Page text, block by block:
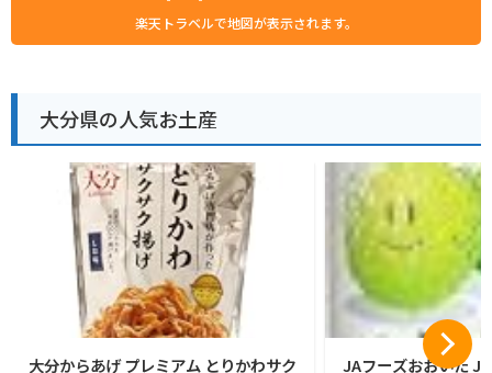
楽天トラベルで地図が表示されます。
大分県の人気お土産
大分からあげ プレミアム とりかわサク
JAフーズおおいた